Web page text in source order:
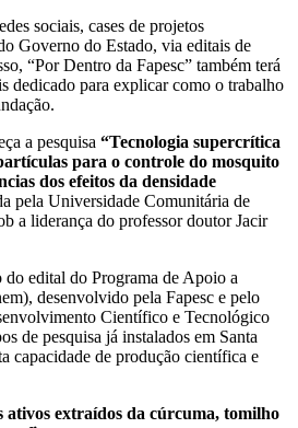
sociais, cases de projetos
Governo do Estado, via editais de
“Por Dentro da Fapesc” também terá
dedicado para explicar como o trabalho
a pesquisa “Tecnologia supercrítica
para o controle do mosquito
dos efeitos da densidade
pela Universidade Comunitária de
a liderança do professor doutor Jacir
edital do Programa de Apoio a
desenvolvido pela Fapesc e pelo
Científico e Tecnológico
de pesquisa já instalados em Santa
capacidade de produção científica e
extraídos da cúrcuma, tomilho